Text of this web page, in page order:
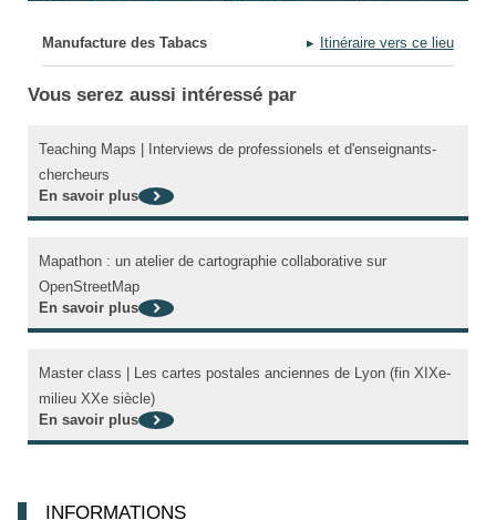
Itinéraire vers ce lieu
Manufacture des Tabacs
Vous serez aussi intéressé par
Teaching Maps | Interviews de professionels et d'enseignants-
chercheurs
En savoir plus
Mapathon : un atelier de cartographie collaborative sur
OpenStreetMap
En savoir plus
Master class | Les cartes postales anciennes de Lyon (fin XIXe-
milieu XXe siècle)
En savoir plus
INFORMATIONS